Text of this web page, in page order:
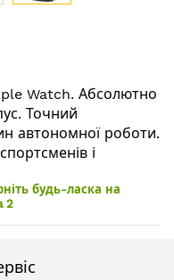
Watch. Абсолютно
Точний
автономної роботи.
і
будь-ласка на
2